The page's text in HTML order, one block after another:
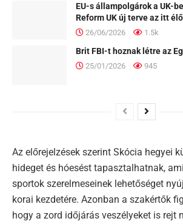
EU-s állampolgárok a UK-
Reform UK új terve az itt
26/06/2026 1.5k
Brit FBI-t hoznak létre az
25/01/2026 945
Az előrejelzések szerint Skócia hegyei
hideget és hóesést tapasztalhatnak,
sportok szerelmeseinek lehetőséget
korai kezdetére. Azonban a szakértők
hogy a zord időjárás veszélyeket is rejt